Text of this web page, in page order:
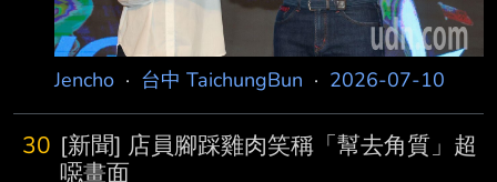
夜二度解釋，並強調是，「提前6小時實
Jencho · 台中 TaichungBun · 2026-07-10
30 [新聞] 店員腳踩雞肉笑稱「幫去角質」超
噁畫面